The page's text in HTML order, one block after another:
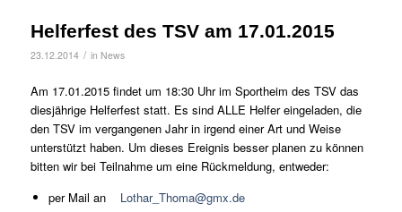
Helferfest des TSV am 17.01.2015
23.12.2014 / in News
Am 17.01.2015 findet um 18:30 Uhr im Sportheim des TSV das
diesjährige Helferfest statt. Es sind ALLE Helfer eingeladen, die
den TSV im vergangenen Jahr in irgend einer Art und Weise
unterstützt haben. Um dieses Ereignis besser planen zu können
bitten wir bei Teilnahme um eine Rückmeldung, entweder:
per Mail an Lothar_Thoma@gmx.de